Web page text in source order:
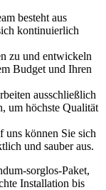
besteht aus
kontinuierlich
zu und entwickeln
Budget und Ihren
ausschließlich
um höchste Qualität
uns können Sie sich
und sauber aus.
sorglos-Paket,
Installation bis